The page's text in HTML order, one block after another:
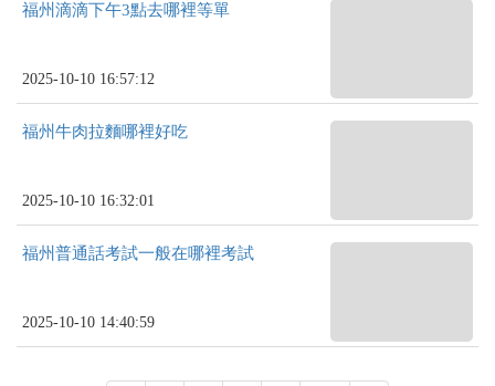
福州滴滴下午3點去哪裡等單
2025-10-10 16:57:12
福州牛肉拉麵哪裡好吃
2025-10-10 16:32:01
福州普通話考試一般在哪裡考試
2025-10-10 14:40:59